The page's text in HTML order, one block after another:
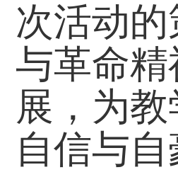
次活动
与革命
展，为
自信与